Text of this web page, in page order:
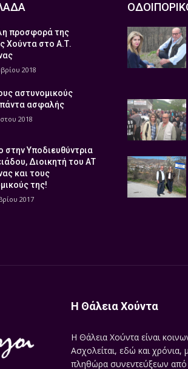
προσφορά της
Χούντα στο Α.Τ.
2018
αστυνομικούς
πάντα ασφαλής
2018
στην Υποδιευθύντρια
Διοικητή του ΑΤ
και τους
της!
2017
Η Θάλεια Χούντα
Η Θάλεια Χούντα είναι
Ασχολείται, εδώ και χρόνια,
πληθώρα συνεντεύξεων από